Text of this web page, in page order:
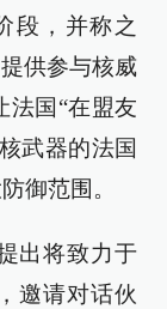
段，并称之
供参与核威
法国“在盟友
武器的法国
御范围。
出将致力于
邀请对话伙